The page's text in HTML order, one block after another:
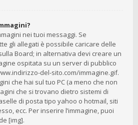
nei tuoi messaggi. Se
gli allegati è possibile caricare delle
Board; in alternativa devi creare un
ospitata su un server di pubblico
del-sito.com/immagine.gif.
che hai sul tuo PC (a meno che non
che si trovano dietro sistemi di
di posta tipo yahoo o hotmail, siti
ecc. Per inserire l’immagine, puoi
[img].